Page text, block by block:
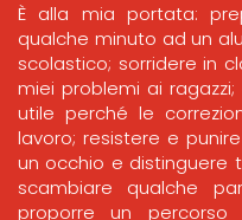
È alla mia portata:
qualche minuto ad un
scolastico; sorridere in
miei problemi ai
utile perché le
lavoro; resistere e
un occhio e distinguere
scambiare qualche
proporre un percorso